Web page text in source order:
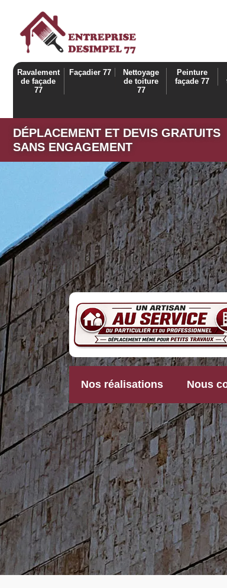
Ravalement
de façade
77
Façadier 77
Nettoyage
de toiture
77
Peinture
façade 77
DÉPLACEMENT ET DEVIS GRATUITS
SANS ENGAGEMENT
Nos réalisations Nous